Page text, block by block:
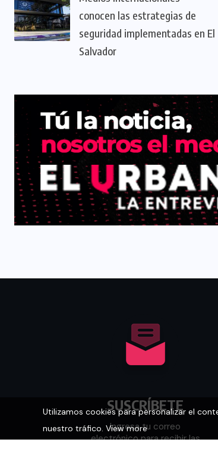
conocen las estrategias de
seguridad implementadas en El
Salvador
SUSCRÍBETE
Ingresa tu correo
Utilizamos cookies para personalizar el
nuestro tráfico. View more